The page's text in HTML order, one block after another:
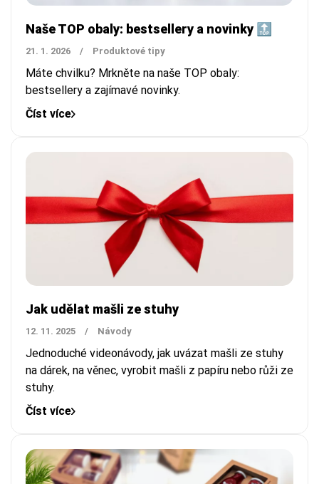
Naše TOP obaly: bestsellery a novinky 🔝
21. 1. 2026 / Produktové tipy
Máte chvilku? Mrkněte na naše TOP obaly:
bestsellery a zajímavé novinky.
Číst více
Jak udělat mašli ze stuhy
12. 11. 2025 / Návody
Jednoduché videonávody, jak uvázat mašli ze stuhy
na dárek, na věnec, vyrobit mašli z papíru nebo růži ze
stuhy.
Číst více